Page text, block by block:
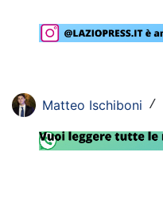
Lazio Women
Social
Calcio
Matteo Ischiboni /